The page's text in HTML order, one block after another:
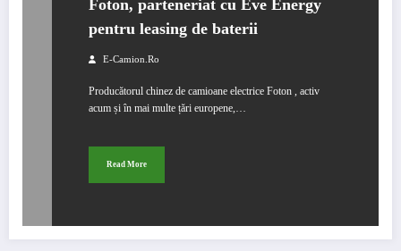
Foton, parteneriat cu Eve Energy
pentru leasing de baterii
E-Camion.ro
Producătorul chinez de camioane electrice Foton , activ
acum și în mai multe țări europene,…
Read More